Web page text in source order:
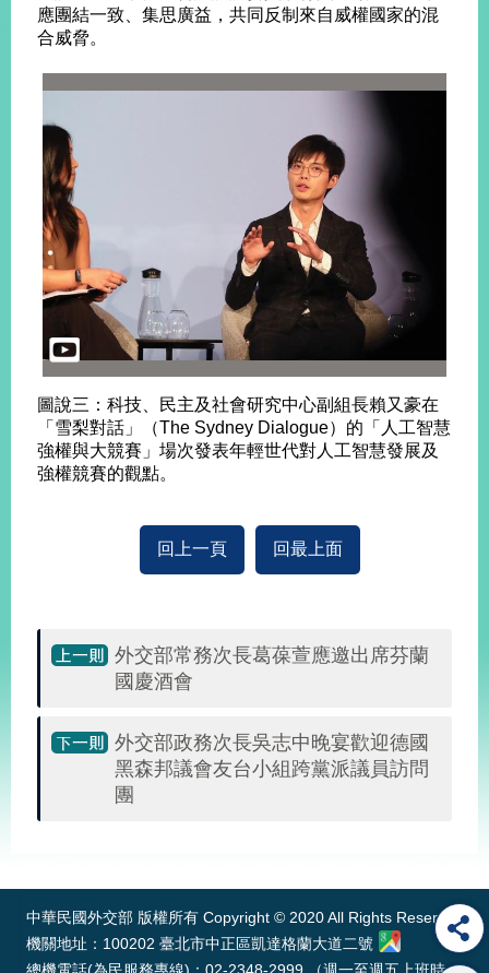
應團結一致、集思廣益，共同反制來自威權國家的混
合威脅。
圖說三：科技、民主及社會研究中心副組長賴又豪在
「雪梨對話」（The Sydney Dialogue）的「人工智慧
強權與大競賽」場次發表年輕世代對人工智慧發展及
強權競賽的觀點。
回上一頁 回最上面
外交部常務次長葛葆萱應邀出席芬蘭
國慶酒會
外交部政務次長吳志中晚宴歡迎德國
黑森邦議會友台小組跨黨派議員訪問
團
中華民國外交部 版權所有 Copyright © 2020 All Rights Reserved
機關地址：100202 臺北市中正區凱達格蘭大道二號
總機電話(為民服務專線)：02-2348-2999 （週一至週五上班時